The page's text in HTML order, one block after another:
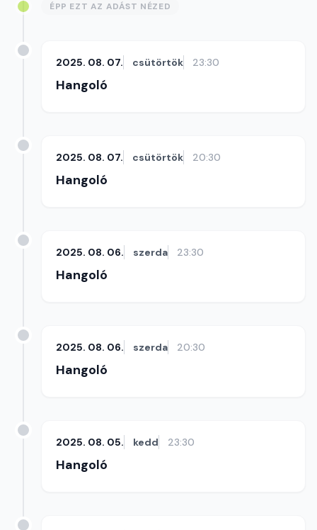
ÉPP EZT AZ ADÁST NÉZED
2025. 08. 07. csütörtök 23:30
Hangoló
2025. 08. 07. csütörtök 20:30
Hangoló
2025. 08. 06. szerda 23:30
Hangoló
2025. 08. 06. szerda 20:30
Hangoló
2025. 08. 05. kedd 23:30
Hangoló